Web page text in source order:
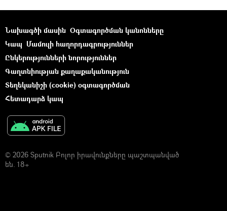
Նախագծի մասին Օգտագործման կանոնները
Կապ Մամուլի հաղորդագրություններ
Ընկերությունների նորություններ
Գաղտնիության քաղաքականություն
Տեղեկանիշի (cookie) օգտագործման
Հետադարձ կապ
© 2026 Sputnik Բոլոր իրավունքները պաշտպանված
են. 18+